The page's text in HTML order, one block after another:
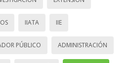
IIATA IIE
PÚBLICO ADMINISTRACIÓN